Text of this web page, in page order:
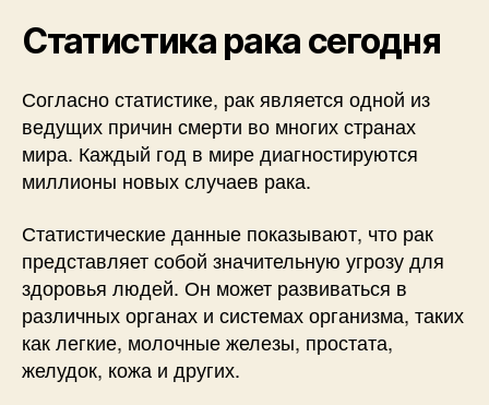
Статистика рака сегодня
Согласно статистике, рак является одной из
ведущих причин смерти во многих странах
мира. Каждый год в мире диагностируются
миллионы новых случаев рака.
Статистические данные показывают, что рак
представляет собой значительную угрозу для
здоровья людей. Он может развиваться в
различных органах и системах организма, таких
как легкие, молочные железы, простата,
желудок, кожа и других.